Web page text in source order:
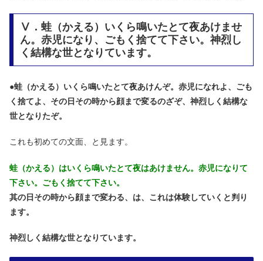
Ⅴ．蛙（かえる）いくら鳴いたとて夜あけませ
ん。赤児になり、ごもく捨てて下さい。神烈し
く結構な世となりています。
●蛙（かえる）いくら鳴いたとて夜あけんぞ。赤児になれよ、ごも
く捨てよ、その日その時から顔まで変るのざぞ、神烈しく結構な
世となりたぞ。
これも初めての文面、と見ます。
蛙（かえる）はいくら鳴いたとて夜はあけません。赤児になりて
下さい。ごもく捨てて下さい。
其の日その時から顔まで変わる、は、これは体験していくと判り
ます。
神烈しく結構な世となりています。